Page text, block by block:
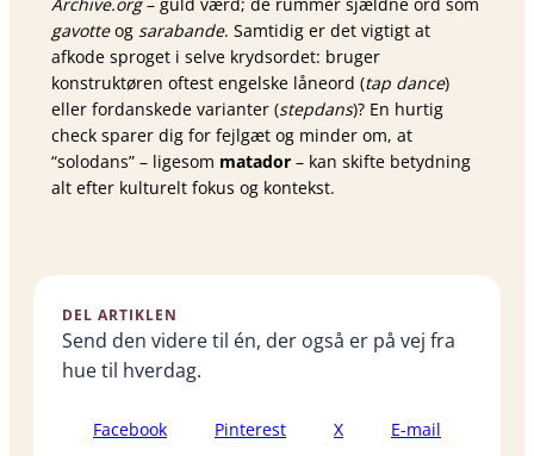
Archive.org– guld værd; de rummer sjældne ord som
gavotteog sarabande. Samtidig er det vigtigt at
afkode sproget i selve krydsordet: bruger
konstruktøren oftest engelske låneord (tap dance)
eller fordanskede varianter (stepdans)? En hurtig
check sparer dig for fejlgæt og minder om, at
“solodans” – ligesom matador – kan skifte betydning
alt efter kulturelt fokus og kontekst.
DEL ARTIKLEN
Send den videre til én, der også er på vej fra
hue til hverdag.
Facebook Pinterest X E-mail